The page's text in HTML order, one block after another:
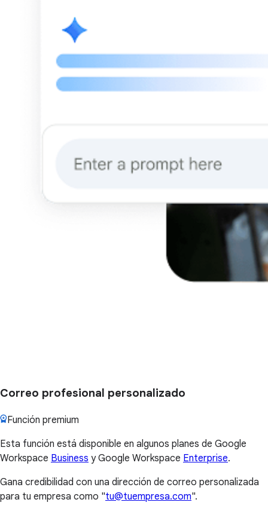
Correo profesional personalizado
Función premium
Esta función está disponible en algunos planes de Google
Workspace Business y Google Workspace Enterprise.
Gana credibilidad con una dirección de correo personalizada
para tu empresa como "tu@tuempresa.com".